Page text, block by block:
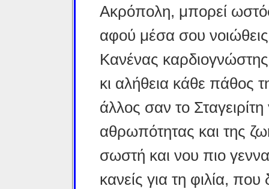
Ακρόπολη, μπορεί
αφού μέσα σου
Κανένας
κι αλήθεια κάθε πάθος
άλλος σαν το
αθρωπότητας και της
σωστή και νου πιο
κανείς για τη φιλία,